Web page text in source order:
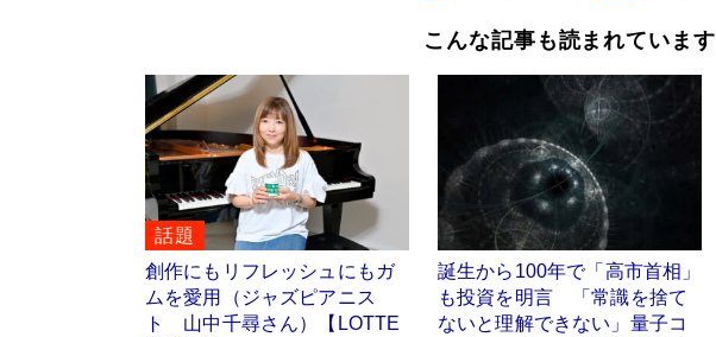
こんな記事も読まれています
話題
創作にもリフレッシュにもガ
ムを愛用（ジャズピアニス
ト 山中千尋さん）【LOTTE
誕生から100年で「高市首相」
も投資を明言 「常識を捨て
ないと理解できない」量子コ